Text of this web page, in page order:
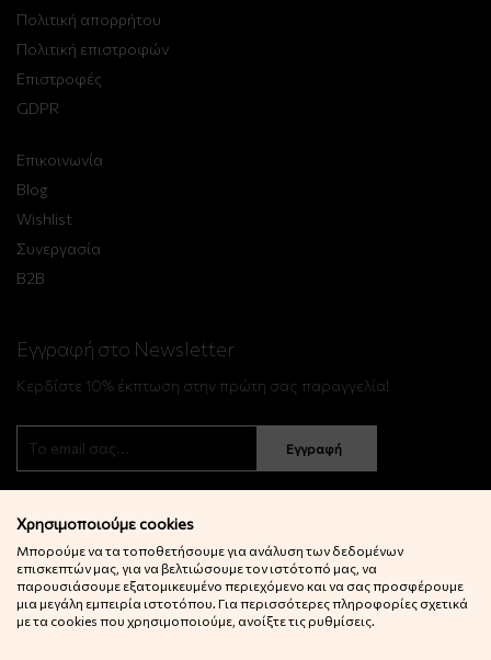
Πολιτική απορρήτου
Πολιτική επιστροφών
Επιστροφές
GDPR
Επικοινωνία
Blog
Wishlist
Συνεργασία
B2B
Εγγραφή στο Newsletter
Κερδίστε 10% έκπτωση στην πρώτη σας παραγγελία!
Εγγραφή
© 2022 Little Big Things. Αll rights reserved.
Χρησιμοποιούμε cookies
Μπορούμε να τα τοποθετήσουμε για ανάλυση των δεδομένων
επισκεπτών μας, για να βελτιώσουμε τον ιστότοπό μας, να
παρουσιάσουμε εξατομικευμένο περιεχόμενο και να σας προσφέρουμε
μια μεγάλη εμπειρία ιστοτόπου. Για περισσότερες πληροφορίες σχετικά
με τα cookies που χρησιμοποιούμε, ανοίξτε τις ρυθμίσεις.